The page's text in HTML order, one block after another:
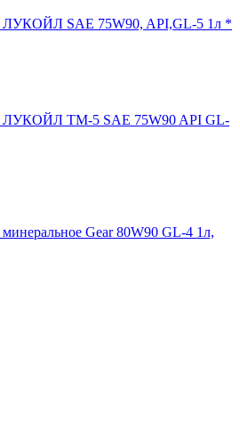
ЛУКОЙЛ SAE 75W90, API,GL-5 1л *
ЛУКОЙЛ ТМ-5 SAE 75W90 API GL-
Gear 80W90 GL-4 1л,